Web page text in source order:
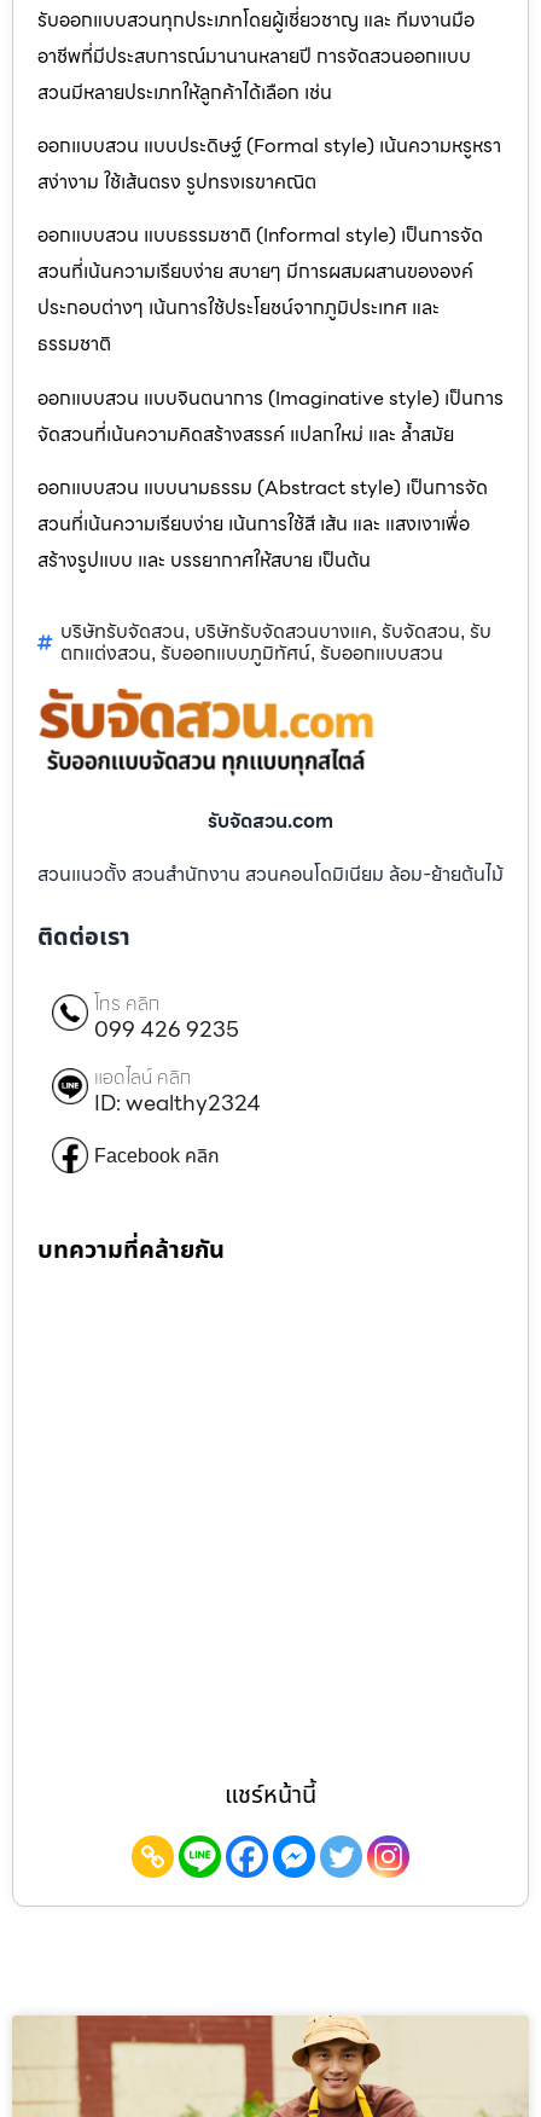
รับออกแบบสวนทุกประเภทโดยผู้เชี่ยวชาญ และ ทีมงานมือ
อาชีพที่มีประสบการณ์มานานหลายปี การจัดสวนออกแบบ
สวนมีหลายประเภทให้ลูกค้าได้เลือก เช่น
ออกแบบสวน แบบประดิษฐ์ (Formal style) เน้นความหรูหรา
สง่างาม ใช้เส้นตรง รูปทรงเรขาคณิต
ออกแบบสวน แบบธรรมชาติ (Informal style) เป็นการจัด
สวนที่เน้นความเรียบง่าย สบายๆ มีการผสมผสานขององค์
ประกอบต่างๆ เน้นการใช้ประโยชน์จากภูมิประเทศ และ
ธรรมชาติ
ออกแบบสวน แบบจินตนาการ (Imaginative style) เป็นการ
จัดสวนที่เน้นความคิดสร้างสรรค์ แปลกใหม่ และ ล้ำสมัย
ออกแบบสวน แบบนามธรรม (Abstract style) เป็นการจัด
สวนที่เน้นความเรียบง่าย เน้นการใช้สี เส้น และ แสงเงาเพื่อ
สร้างรูปแบบ และ บรรยากาศให้สบาย เป็นต้น
บริษัทรับจัดสวน, บริษัทรับจัดสวนบางแค, รับจัดสวน, รับ
ตกแต่งสวน, รับออกแบบภูมิทัศน์, รับออกแบบสวน
รับจัดสวน.com
สวนแนวตั้ง สวนสำนักงาน สวนคอนโดมิเนียม ล้อม-ย้ายต้นไม้
ติดต่อเรา
โทร คลิก
099 426 9235
แอดไลน์ คลิก
ID: wealthy2324
Facebook คลิก
บทความที่คล้ายกัน
แชร์หน้านี้